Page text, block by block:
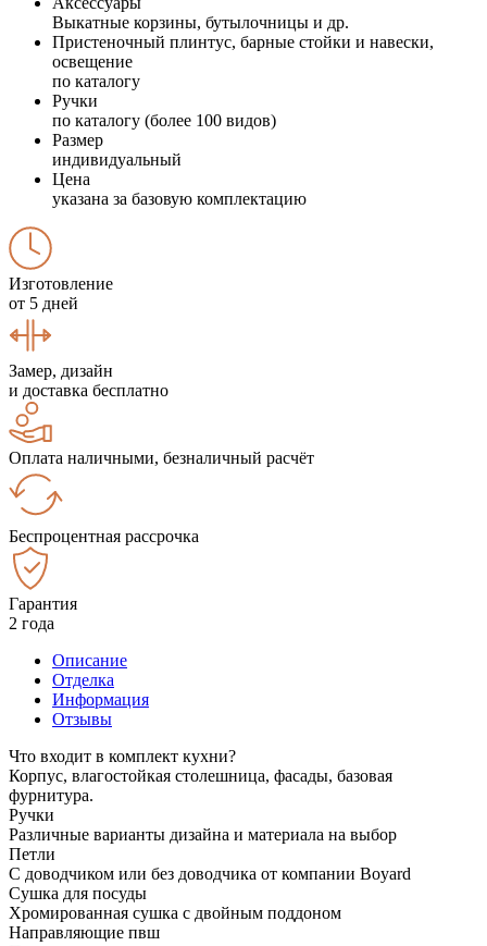
Выкатные корзины, бутылочницы и др.
Пристеночный плинтус, барные стойки и навески,
освещение
по каталогу
Ручки
по каталогу (более 100 видов)
Размер
индивидуальный
Цена
указана за базовую комплектацию
Изготовление
от 5 дней
Замер, дизайн
и доставка бесплатно
Оплата наличными, безналичный расчёт
Беспроцентная рассрочка
Гарантия
2 года
Описание
Отделка
Информация
Отзывы
Что входит в комплект кухни?
Корпус, влагостойкая столешница, фасады, базовая
фурнитура.
Ручки
Различные варианты дизайна и материала на выбор
Петли
С доводчиком или без доводчика от компании Boyard
Сушка для посуды
Хромированная сушка с двойным поддоном
Направляющие пвш